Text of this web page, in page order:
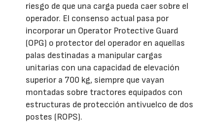
riesgo de que una carga pueda caer sobre el
operador. El consenso actual pasa por
incorporar un Operator Protective Guard
(OPG) o protector del operador en aquellas
palas destinadas a manipular cargas
unitarias con una capacidad de elevación
superior a 700 kg, siempre que vayan
montadas sobre tractores equipados con
estructuras de protección antivuelco de dos
postes (ROPS).